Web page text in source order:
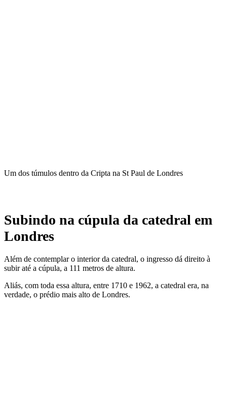
Um dos túmulos dentro da Cripta na St Paul de Londres
Subindo na cúpula da catedral em
Londres
Além de contemplar o interior da catedral, o ingresso dá direito à
subir até a cúpula, a 111 metros de altura.
Aliás, com toda essa altura, entre 1710 e 1962, a catedral era, na
verdade, o prédio mais alto de Londres.